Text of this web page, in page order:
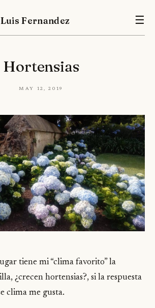
Fernandez ☰
Hortensias
May 12, 2019
tiene mi “clima favorito” la
¿crecen hortensias?, si la respuesta
clima me gusta.